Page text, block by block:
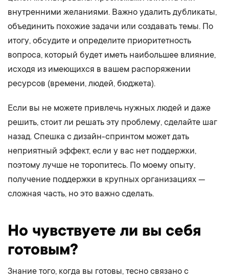
внутренними желаниями. Важно удалить дубликаты,
объединить похожие задачи или создавать темы. По
итогу, обсудите и определите приоритетность
вопроса, который будет иметь наибольшее влияние,
исходя из имеющихся в вашем распоряжении
ресурсов (времени, людей, бюджета).
Если вы не можете привлечь нужных людей и даже
решить, стоит ли решать эту проблему, сделайте шаг
назад. Спешка с дизайн-спринтом может дать
неприятный эффект, если у вас нет поддержки,
поэтому лучше не торопитесь. По моему опыту,
получение поддержки в крупных организациях —
сложная часть, но это важно сделать.
Но чувствуете ли вы себя
готовым?
Знание того, когда вы готовы, тесно связано с